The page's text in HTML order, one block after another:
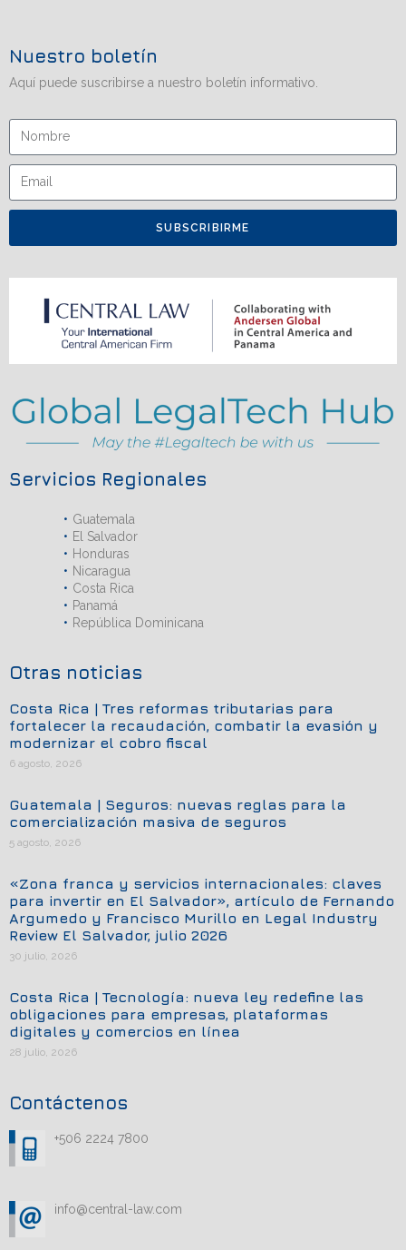
Nuestro boletín
Aquí puede suscribirse a nuestro boletín informativo.
SUBSCRIBIRME
Servicios Regionales
Guatemala
El Salvador
Honduras
Nicaragua
Costa Rica
Panamá
República Dominicana
Otras noticias
Costa Rica | Tres reformas tributarias para
fortalecer la recaudación, combatir la evasión y
modernizar el cobro fiscal
6 agosto, 2026
Guatemala | Seguros: nuevas reglas para la
comercialización masiva de seguros
5 agosto, 2026
«Zona franca y servicios internacionales: claves
para invertir en El Salvador», artículo de Fernando
Argumedo y Francisco Murillo en Legal Industry
Review El Salvador, julio 2026
30 julio, 2026
Costa Rica | Tecnología: nueva ley redefine las
obligaciones para empresas, plataformas
digitales y comercios en línea
28 julio, 2026
Contáctenos
+506 2224 7800
info@central-law.com